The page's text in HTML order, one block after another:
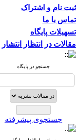
ثبت نام و اشتراک
تماس با ما
تسهیلات پایگاه
مقالات در انتظار انتشار
جستجو در پایگاه
جستجوی پیشرفته